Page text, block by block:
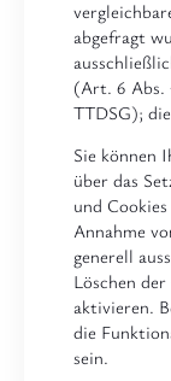
abgefragt
(Art. 6 Abs.
TTDSG);
Sie können
über das
und
Annahme
generell
Löschen
aktivieren.
die
sein.